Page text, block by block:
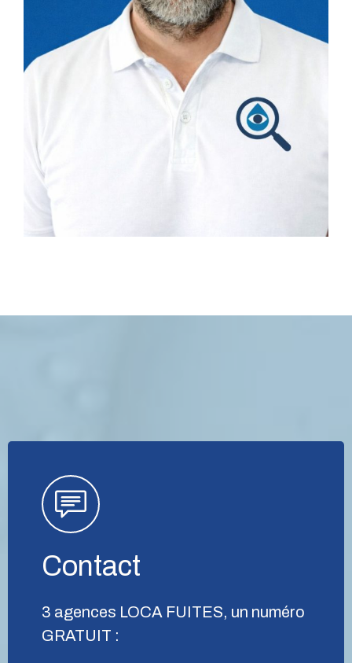
Contact
3 agences LOCA FUITES, un numéro
GRATUIT :